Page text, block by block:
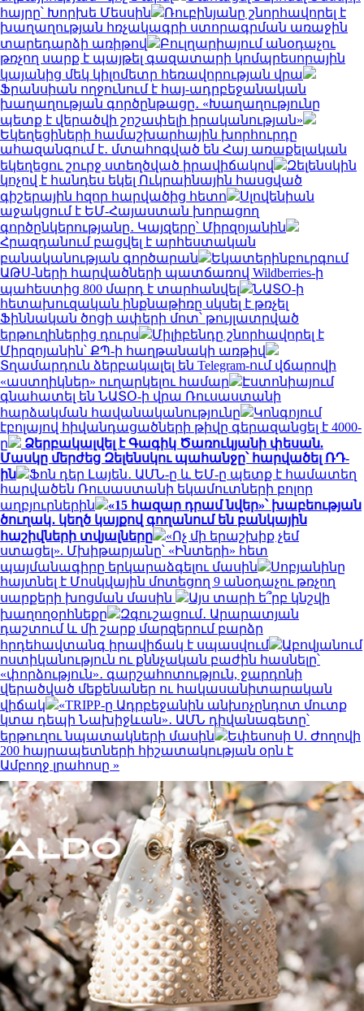
հայրը՝ Խորխե Մեսսին
Ռուբինյանը շնորհավորել է
խաղաղության հռչակագրի ստորագրման առաջին
տարեդարձի առիթով
Բուլղարիայում անօդաչու
թռչող սարք է պայթել գազատարի կոմպրեսորային
կայանից մեկ կիլոմետր հեռավորության վրա
Ֆրանսիան ողջունում է հայ-ադրբեջանական
խաղաղության գործընթացը․ «Խաղաղությունը
պետք է վերածվի շոշափելի իրականության»
Եկեղեցիների համաշխարհային խորհուրդը
ահազանգում է․ մտահոգված են Հայ առաքելական
եկեղեցու շուրջ ստեղծված իրավիճակով
Զելենսկին
կոչով է հանդես եկել Ուկրաինային հասցված
գիշերային հզոր հարվածից հետո
Սլովենիան
աջակցում է ԵՄ-Հայաստան խորացող
գործընկերությանը․ Կայզերը՝ Միրզոյանին
Հրազդանում բացվել է արհեստական
բանականության գործարան
Եկատերինբուրգում
ԱԹՍ-ների հարվածների պատճառով Wildberries-ի
պահեստից 800 մարդ է տարհանվել
ՆԱՏՕ-ի
հետախուզական ինքնաթիռը սկսել է թռչել
Ֆիննական ծոցի ափերի մոտ՝ թույլատրված
երթուղիներից դուրս
Միլիբենդը շնորհավորել է
Միրզոյանին՝ ՔՊ-ի հաղթանակի առթիվ
Տղամարդուն ձերբակալել են Telegram-ում վճարովի
«աստղիկներ» ուղարկելու համար
Էստոնիայում
գնահատել են ՆԱՏՕ-ի վրա Ռուսաստանի
հարձակման հավանականությունը
Կոնգոյում
էբոլայով հիվանդացածների թիվը գերազանցել է 4000-
ը
Ձերբակալվել է Գագիկ Ծառուկյանի փեսան.
Մասկը մերժեց Զելենսկու պահանջը՝ հարվածել ՌԴ-
ին
Ֆոն դեր Լայեն․ ԱՄՆ-ը և ԵՄ-ը պետք է համատեղ
հարվածեն Ռուսաստանի եկամուտների բոլոր
աղբյուրներին
«15 հազար դրամ նվեր»՝ խաբեության
ծուղակ․ կեղծ կայքով գողանում են բանկային
հաշիվների տվյալները
«Ոչ մի երաշխիք չեմ
ստացել». Մխիթարյանը՝ «Ինտերի» հետ
պայմանագիրը երկարաձգելու մասին
Սոբյանինը
հայտնել է Մոսկվային մոտեցող 9 անօդաչու թռչող
սարքերի խոցման մասին
Այս տարի ե՞րբ կնշվի
խաղողօրհնեքը
Զգուշացում․ Արարատյան
դաշտում և մի շարք մարզերում բարձր
հրդեհավտանգ իրավիճակ է սպասվում
Աբովյանում
ոստիկանություն ու քննչական բաժին հասնելը՝
«փորձություն»․ գարշահոտություն, ջարդոնի
վերածված մեքենաներ ու հակասանիտարական
վիճակ
«TRIPP-ը Ադրբեջանին անխոչընդոտ մուտք
կտա դեպի Նախիջևան»․ ԱՄՆ դիվանագետը՝
երթուղու նպատակների մասին
Եփեսոսի Ս. Ժողովի
200 հայրապետների հիշատակության օրն է
Ամբողջ լրահոսը »